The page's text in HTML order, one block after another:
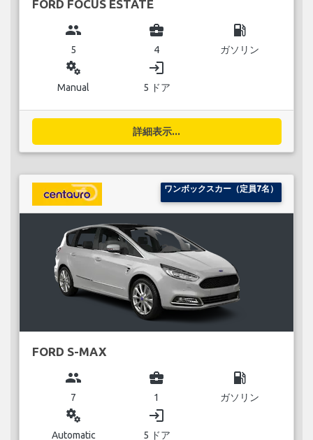
FORD FOCUS ESTATE
group
5
business_center
4
local_gas_station
ガソリン
miscellaneous_services
Manual
login
5 ドア
詳細表示...
ワンボックスカー（定員7名）
FORD S-MAX
group
7
business_center
1
local_gas_station
ガソリン
miscellaneous_services
Automatic
login
5 ドア